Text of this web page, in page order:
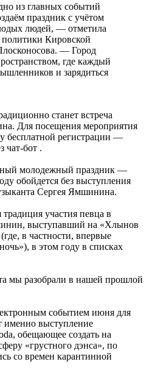
из главных событий
праздник с учётом
людей, — отметила
Кировской
— Город
где каждый
и зарядиться
станет встреча
Для посещения мероприятия
бесплатной регистрации —
чат-бот .
молодежный праздник —
обойдется без выступления
Сергея Ямшинина.
участия певца в
выступавший на «Хлынов
в частности, впервые
в этом году в списках
мы разобрали в нашей прошлой
событием июня для
именно выступление
обещающее создать на
«грустного дэнса», по
со времен карантинной